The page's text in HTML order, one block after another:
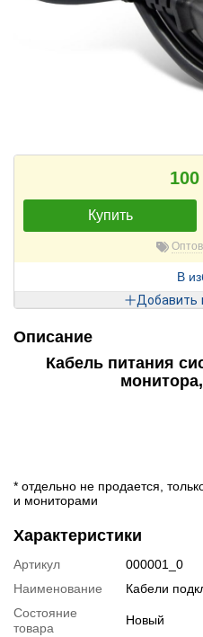
Купить
В
Добавить
Описание
Кабель питания
* отдельно не продается,
и мониторами
Характеристики
Артикул
000001_0
Наименование
Кабели
Состояние
товара
Новый